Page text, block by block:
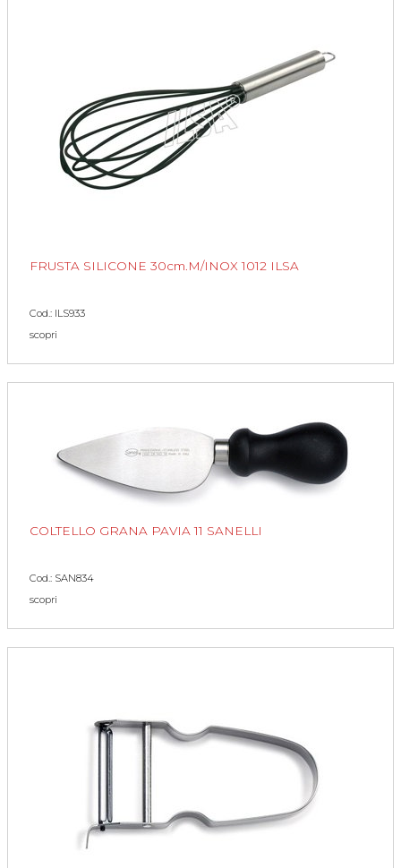
FRUSTA SILICONE 30cm.M/INOX 1012 ILSA
Cod.: ILS933
scopri
COLTELLO GRANA PAVIA 11 SANELLI
Cod.: SAN834
scopri